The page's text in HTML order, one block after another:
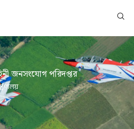
জনসংযোগ পরিদপ্তর